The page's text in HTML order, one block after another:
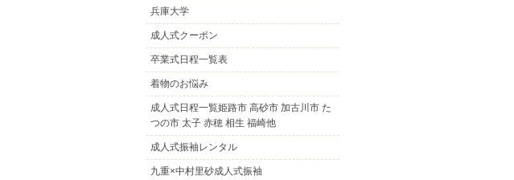
兵庫大学
成人式クーポン
卒業式日程一覧表
着物のお悩み
成人式日程一覧姫路市 高砂市 加古川市 た
つの市 太子 赤穂 相生 福崎他
成人式振袖レンタル
九重×中村里砂成人式振袖